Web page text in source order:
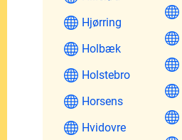
Hjørring
Holbæk
Holstebro
Horsens
Hvidovre